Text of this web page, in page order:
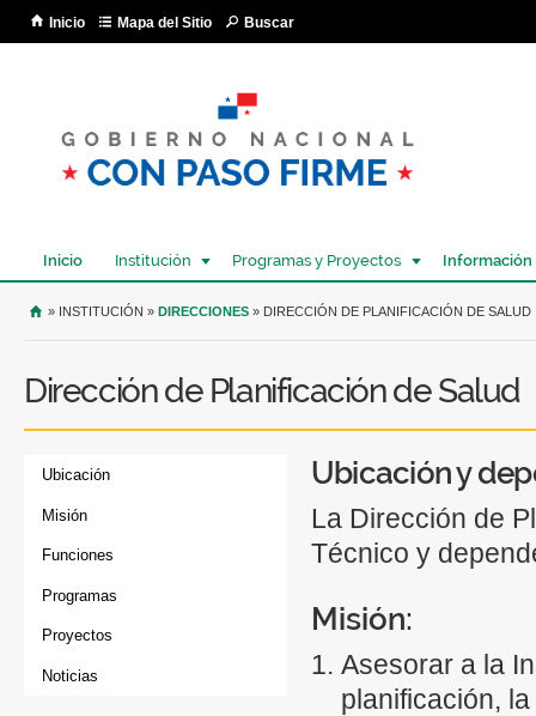
Inicio Mapa del Sitio Buscar
Inicio Institución Programas y Proyectos Información
USTED SE ENCUENTRA AQUÍ
» INSTITUCIÓN » DIRECCIONES » DIRECCIÓN DE PLANIFICACIÓN DE SALUD
Dirección de Planificación de Salud
Ubicación
Misión
Funciones
Programas
Proyectos
Noticias
Ubicación y
La Dirección de
Técnico y
Misión:
Asesorar a la
planificación,